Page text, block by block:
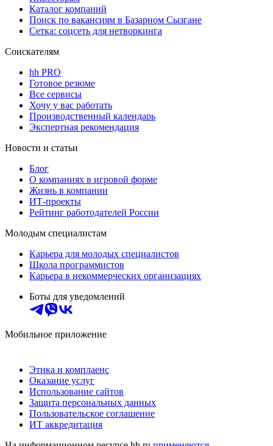
Каталог компаний
Поиск по вакансиям в Базарном Сызгане
Сетка: соцсеть для нетворкинга
Соискателям
hh PRO
Готовое резюме
Все сервисы
Хочу у вас работать
Производственный календарь
Экспертная рекомендация
Новости и статьи
Блог
О компаниях в игровой форме
Жизнь в компании
ИТ-проекты
Рейтинг работодателей России
Молодым специалистам
Карьера для молодых специалистов
Школа программистов
Карьера в некоммерческих организациях
Боты для уведомлений
Мобильное приложение
Этика и комплаенс
Оказание услуг
Использование сайтов
Защита персональных данных
Пользовательское соглашение
ИТ аккредитация